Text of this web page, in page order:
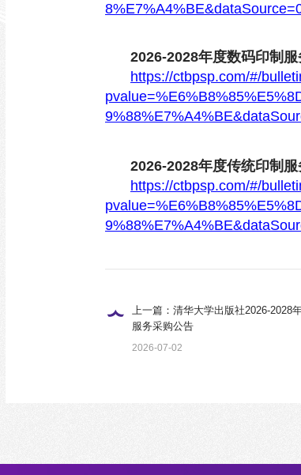
2026-2028年度数码印制
https://ctbpsp.com/#/
2026-2028年度传统印制
https://ctbpsp.com/#/
上一篇：清华大学出版社2026-2028
服务采购公告
2026-07-02